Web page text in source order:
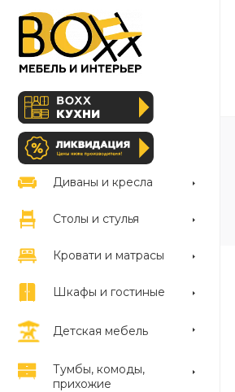
Диваны и кресла
Столы и стулья
Кровати и матрасы
Шкафы и гостиные
Детская мебель
Тумбы, комоды,
прихожие